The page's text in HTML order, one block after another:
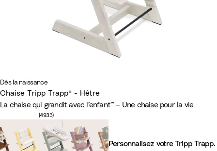
Dès la naissance
Chaise Tripp Trapp® - Hêtre
La chaise qui grandit avec l’enfant™ – Une chaise pour la vie
Nombre d'avis : 4933
(4933)
Personnalisez votre Tripp Trapp.